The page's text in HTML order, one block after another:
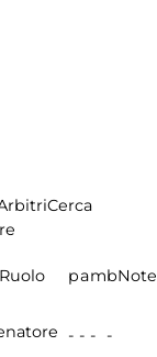
Cerca
Ruolo pambNote
- - - -